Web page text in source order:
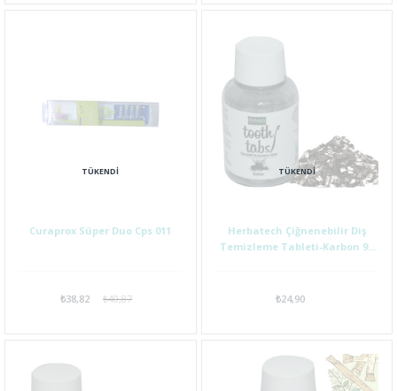
TÜKENDI
Curaprox Süper Duo Cps 011
₺38,82 ₺40,87
TÜKENDI
Herbatech Çiğnenebilir Diş
Temizleme Tableti-Karbon 90
₺24,90